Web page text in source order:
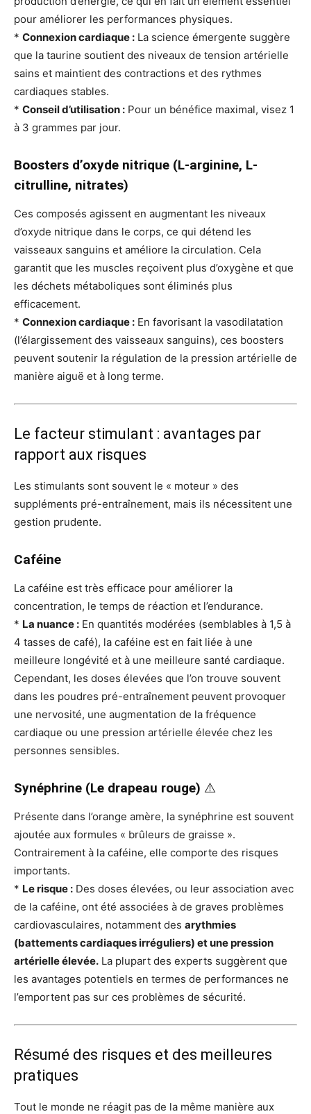
pour améliorer les performances physiques.
* Connexion cardiaque : La science émergente suggère
que la taurine soutient des niveaux de tension artérielle
sains et maintient des contractions et des rythmes
cardiaques stables.
* Conseil d’utilisation : Pour un bénéfice maximal, visez 1
à 3 grammes par jour.
Boosters d’oxyde nitrique (L-arginine, L-
citrulline, nitrates)
Ces composés agissent en augmentant les niveaux
d’oxyde nitrique dans le corps, ce qui détend les
vaisseaux sanguins et améliore la circulation. Cela
garantit que les muscles reçoivent plus d’oxygène et que
les déchets métaboliques sont éliminés plus
efficacement.
* Connexion cardiaque : En favorisant la vasodilatation
(l’élargissement des vaisseaux sanguins), ces boosters
peuvent soutenir la régulation de la pression artérielle de
manière aiguë et à long terme.
Le facteur stimulant : avantages par
rapport aux risques
Les stimulants sont souvent le « moteur » des
suppléments pré-entraînement, mais ils nécessitent une
gestion prudente.
Caféine
La caféine est très efficace pour améliorer la
concentration, le temps de réaction et l’endurance.
* La nuance : En quantités modérées (semblables à 1,5 à
4 tasses de café), la caféine est en fait liée à une
meilleure longévité et à une meilleure santé cardiaque.
Cependant, les doses élevées que l’on trouve souvent
dans les poudres pré-entraînement peuvent provoquer
une nervosité, une augmentation de la fréquence
cardiaque ou une pression artérielle élevée chez les
personnes sensibles.
Synéphrine (Le drapeau rouge) ⚠️
Présente dans l’orange amère, la synéphrine est souvent
ajoutée aux formules « brûleurs de graisse ».
Contrairement à la caféine, elle comporte des risques
importants.
* Le risque : Des doses élevées, ou leur association avec
de la caféine, ont été associées à de graves problèmes
cardiovasculaires, notamment des arythmies
(battements cardiaques irréguliers) et une pression
artérielle élevée. La plupart des experts suggèrent que
les avantages potentiels en termes de performances ne
l’emportent pas sur ces problèmes de sécurité.
Résumé des risques et des meilleures
pratiques
Tout le monde ne réagit pas de la même manière aux